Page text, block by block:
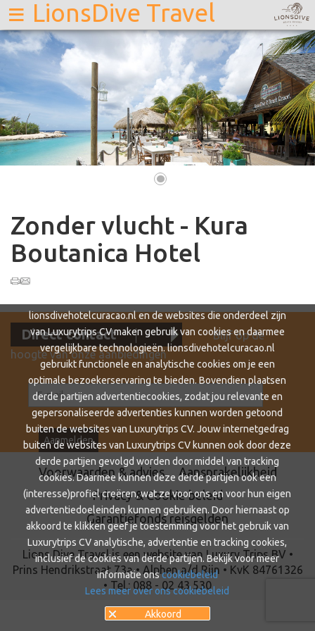
lionsdivehotelcuracao.nl en de websites die onderdeel zijn
van Luxurytrips CV maken gebruik van cookies en daarmee
vergelijkbare technologieën. lionsdivehotelcuracao.nl
gebruikt functionele en analytische cookies om je een
optimale bezoekerservaring te bieden. Bovendien plaatsen
derde partijen advertentiecookies, zodat jou relevante en
gepersonaliseerde advertenties kunnen worden getoond
buiten de websites van Luxurytrips CV. Jouw internetgedrag
buiten de websites van Luxurytrips CV kunnen ook door deze
derde partijen gevolgd worden door middel van tracking
cookies. Daarmee kunnen deze derde partijen ook een
(interesse)profiel creëren, wat ze voor ons en voor hun eigen
advertentiedoeleinden kunnen gebruiken. Door hiernaast op
akkoord te klikken geef je toestemming voor het gebruik van
Luxurytrips CV analytische, advertentie en tracking cookies,
inclusief de cookies van derde partijen. Bekijk voor meer
informatie onscookiebeleid
Lees meer over ons cookiebeleid
Akkoord
≡ LionsDive Travel
•
Zonder vlucht - Kura
Boutanica Hotel
Direct contact
Blijf op de
hoogte van onze aanbiedingen
Voorwaarden & advies
Aansprakelijkheid
Privacy & Cookie beleid
Garantiefonds reisgelden
Lions Dive Travel is een website van Luxury Trips BV •
Prins Hendrikstraat 73a • Alphen a/d Rijn • KvK 84761326
• Tel.: 088 - 02 43 530